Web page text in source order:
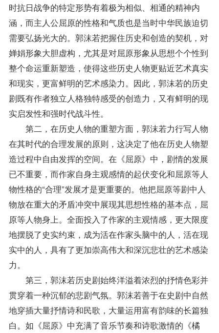
时抗日战争的特定形势有着极为相似、相通的精神内
涵，而主人公屈原的性格和气质也是当时中华民族迫切
需要弘扬光大的。郭沫若把握住历史和创造的契机，对
婵娟形象大胆虚构，尤其是对屈原形象从思想个个性到
整个命运重新塑造，使得这些历史人物更贴近艺术真实
和现实，更富鲜明的艺术感染力。因此，郭沫若的历史
剧既有作者独立人格独特感受的创造力，又有鲜明的现
实启发性和强时代战斗性。
第二，在历史人物的重塑方面，郭沫若力行写人物
在其时代的合理发展的原则，这决定了他在历史人物塑
造过程中自由发挥的空间。在《屈原》中，剧情的发展
已不重要，而作家自身主观感情的起伏变化和屈原等人
物性格的“合理”发展才是更重要的。他把屈原等剧中人
物放在重大的矛盾冲突中展现其思想性格的基本点，屈
原等人物身上。全面投入了作家的主观情感，更大限度
地摆脱了史实约束，成为活在作家头脑中的人，活在现
实中的人，具有了更加崇高伟大和深沉悲壮的艺术感染
力。
第三，郭沫若历史剧始终洋溢着浓烈的抒情色彩并
贯穿着一种沉郁的悲剧气氛。郭沫若善于在史剧中自然
地穿插大量抒情诗和民歌，大量运用富有韵味的长篇独
白。如《屈原》中充满了音乐节奏和诗歌激情的《橘